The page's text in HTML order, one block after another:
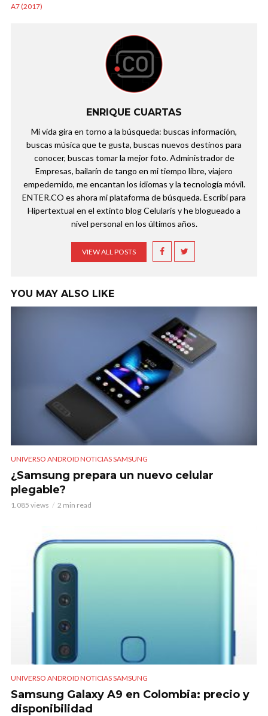
A7 (2017)
ENRIQUE CUARTAS
Mi vida gira en torno a la búsqueda: buscas información,
buscas música que te gusta, buscas nuevos destinos para
conocer, buscas tomar la mejor foto. Administrador de
Empresas, bailarín de tango en mi tiempo libre, viajero
empedernido, me encantan los idiomas y la tecnología móvil.
ENTER.CO es ahora mi plataforma de búsqueda. Escribí para
Hipertextual en el extinto blog Celularis y he blogueado a
nivel personal en los últimos años.
VIEW ALL POSTS
YOU MAY ALSO LIKE
UNIVERSO ANDROID NOTICIAS SAMSUNG
¿Samsung prepara un nuevo celular
plegable?
1.085 views 2 min read
UNIVERSO ANDROID NOTICIAS SAMSUNG
Samsung Galaxy A9 en Colombia: precio y
disponibilidad